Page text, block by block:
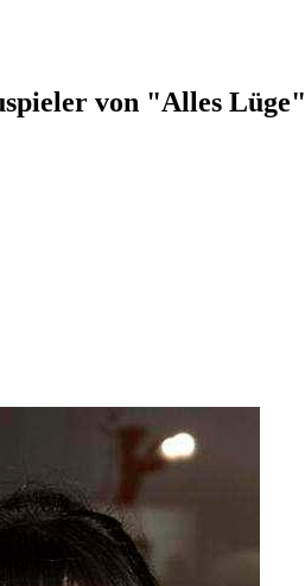
von "Alles Lüge"